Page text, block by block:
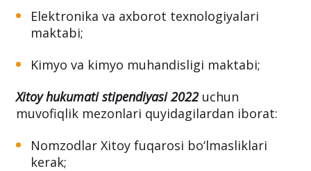
Elektronika va axborot texnologiyalari
maktabi;
Kimyo va kimyo muhandisligi maktabi;
Xitoy hukumati stipendiyasi 2022 uchun
muvofiqlik mezonlari quyidagilardan iborat:
Nomzodlar Xitoy fuqarosi bo‘lmasliklari
kerak;